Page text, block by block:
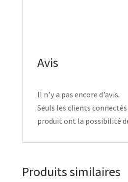
Avis
Il n’y a pas encore d’avis.
Seuls les clients
produit ont la possibilité
Produits similaires